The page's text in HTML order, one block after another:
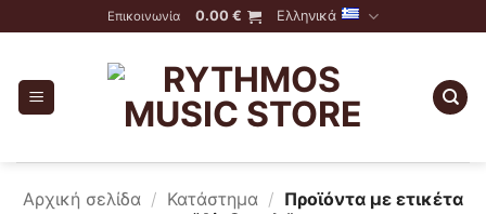
to
Επικοινωνία 0.00 € Ελληνικά
Αρχική σελίδα / Κατάστημα / Προϊόντα με ετικέτα